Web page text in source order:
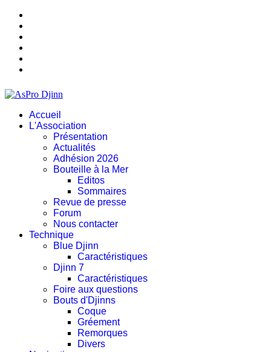
Accueil
L'Association
Présentation
Actualités
Adhésion 2026
Bouteille à la Mer
Editos
Sommaires
Revue de presse
Forum
Nous contacter
Technique
Blue Djinn
Caractéristiques
Djinn 7
Caractéristiques
Foire aux questions
Bouts d'Djinns
Coque
Gréement
Remorques
Divers